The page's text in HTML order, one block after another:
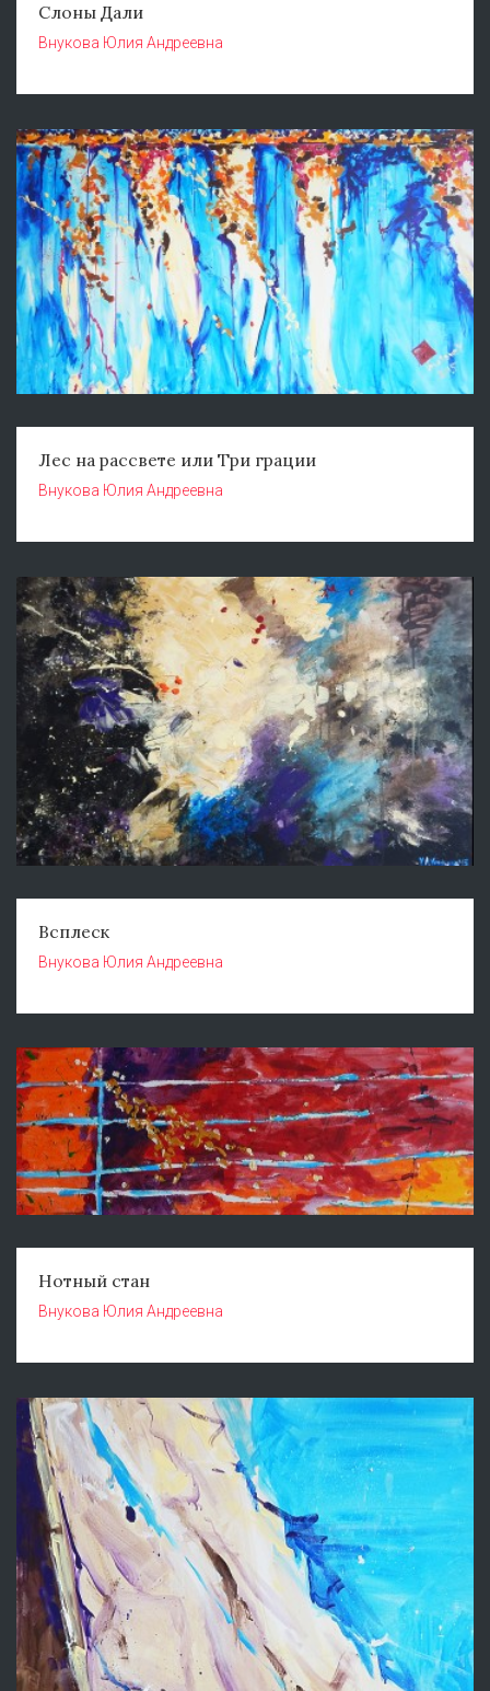
Слоны Дали
Внукова Юлия Андреевна
Лес на рассвете или Три грации
Внукова Юлия Андреевна
Всплеск
Внукова Юлия Андреевна
Нотный стан
Внукова Юлия Андреевна